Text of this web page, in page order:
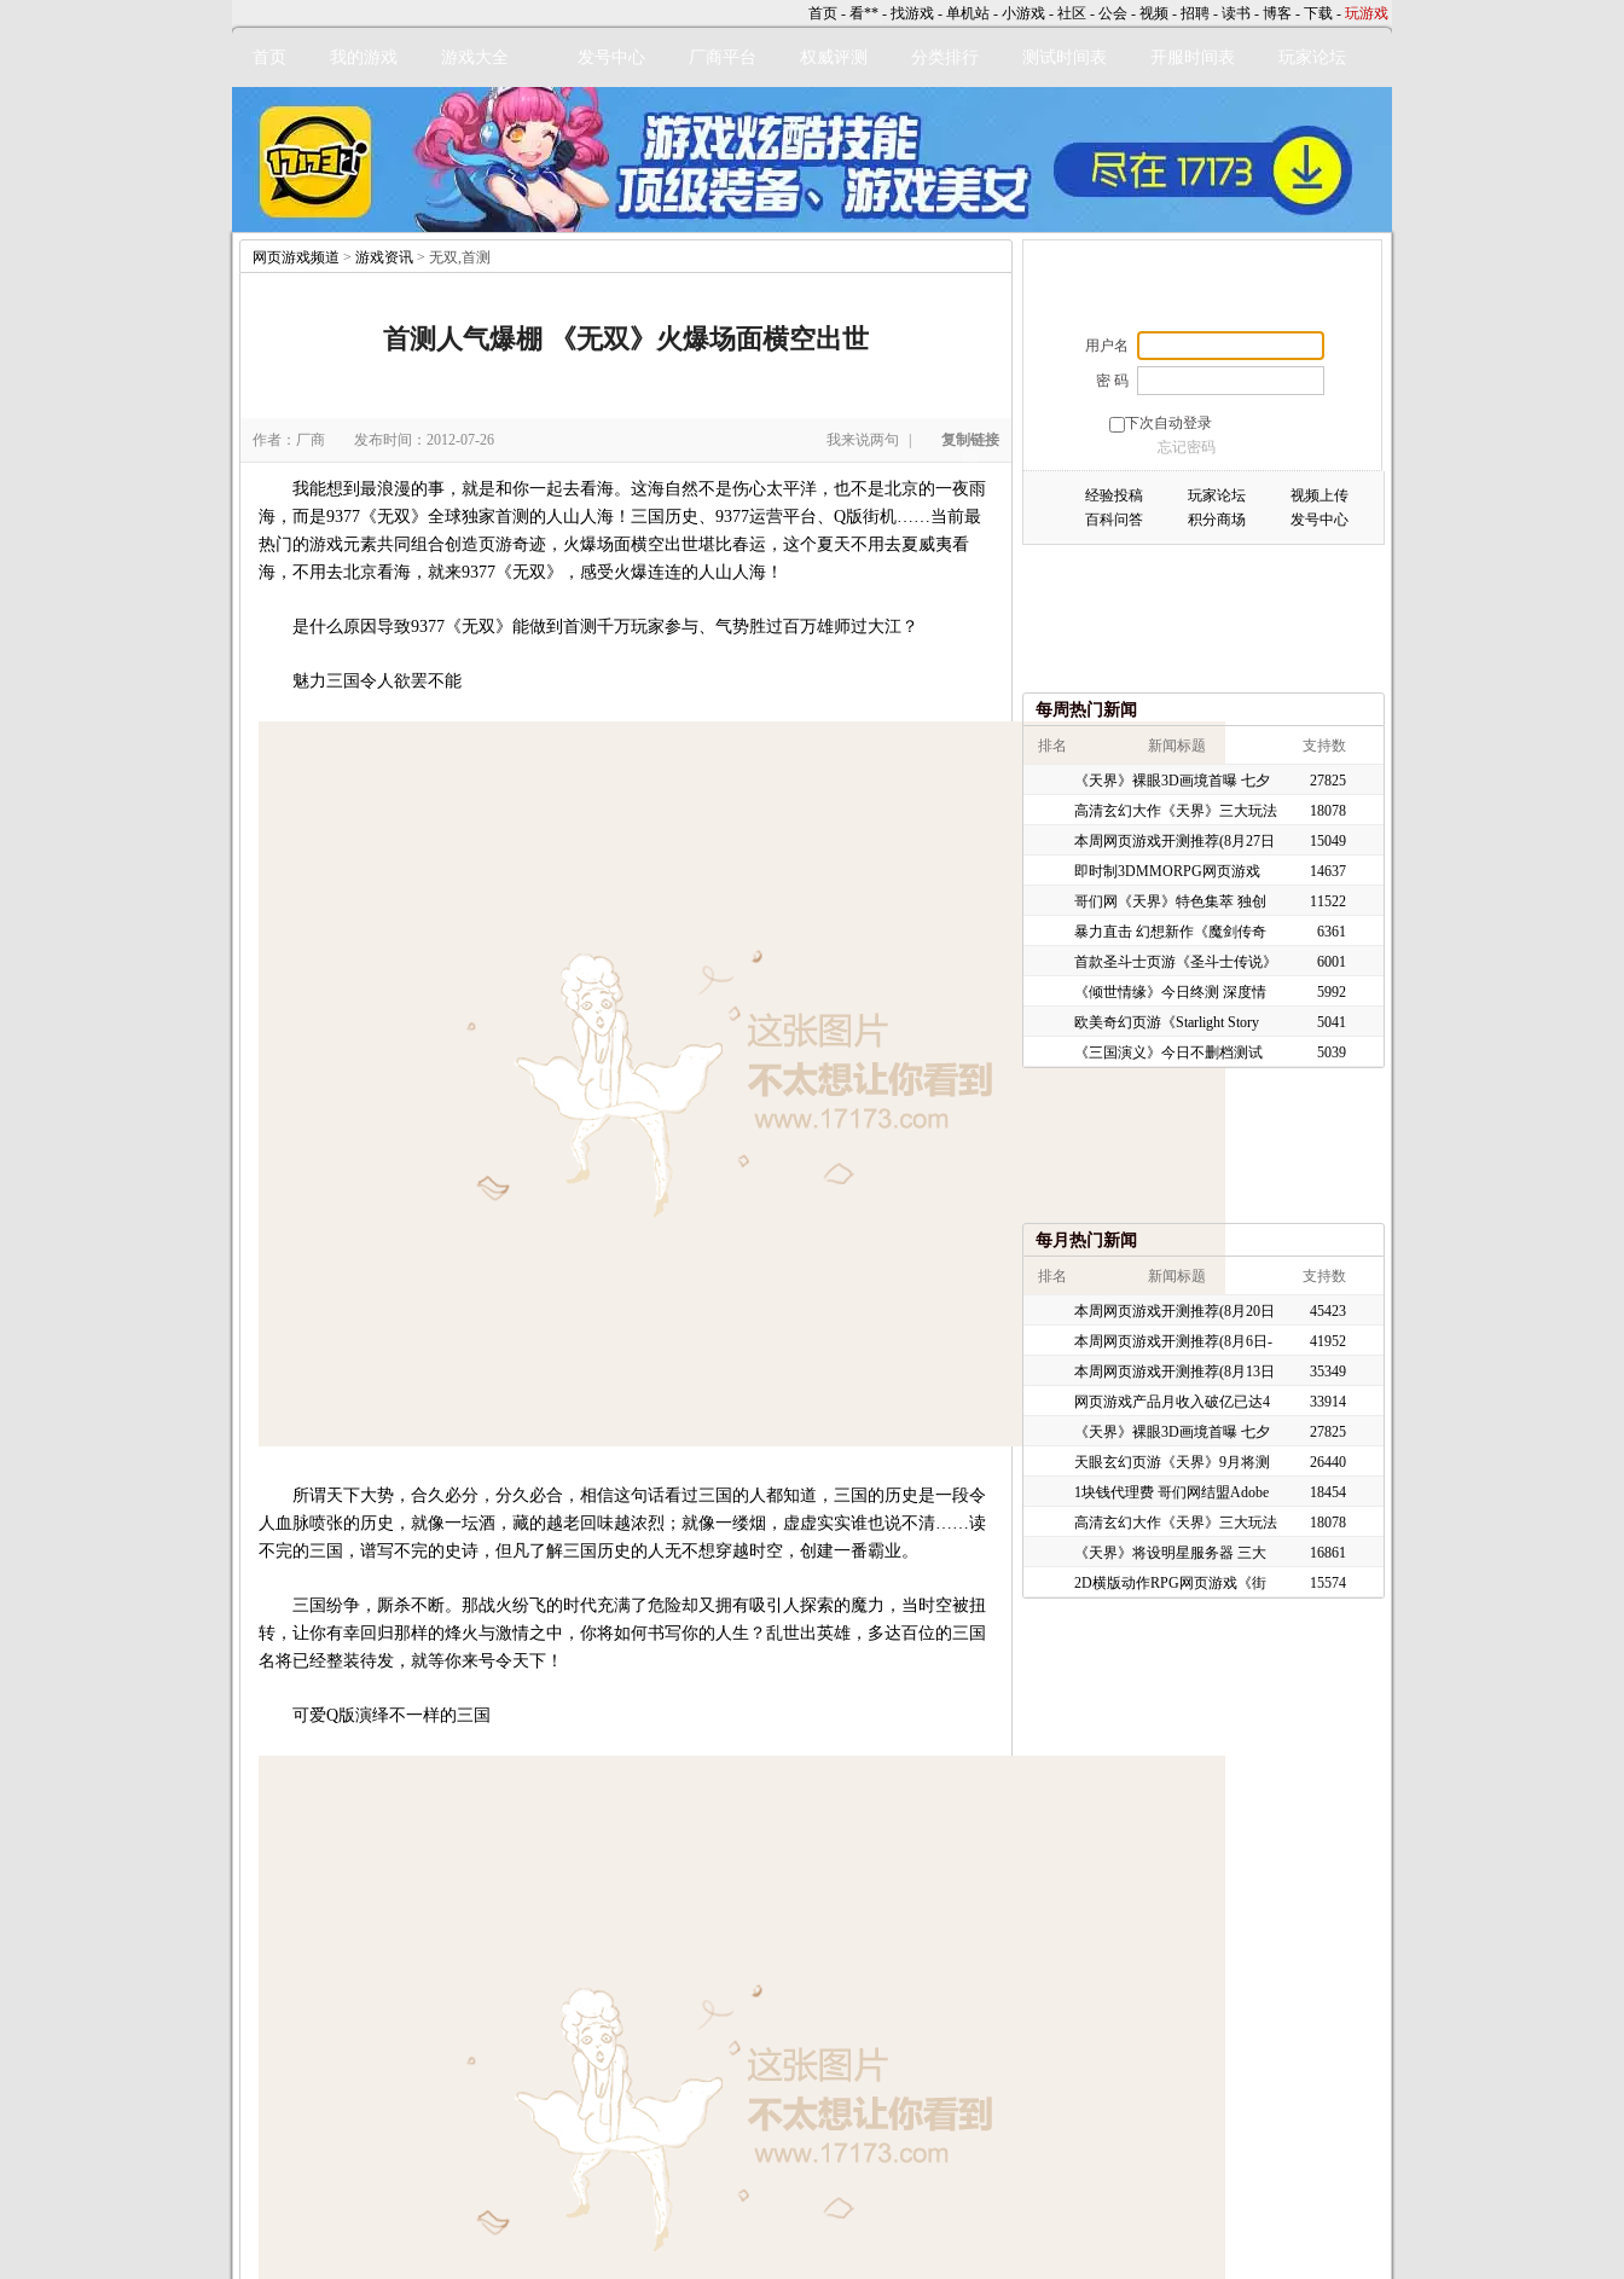
首页 - 看** - 找游戏 - 单机站 - 小游戏 - 社区 - 公会 - 视频 - 招聘 - 读书 - 博客 - 下载 - 玩游戏
首页 我的游戏 游戏大全 发号中心 厂商平台 权威评测 分类排行 测试时间表 开服时间表 玩家论坛
网页游戏频道 > 游戏资讯 > 无双,首测
首测人气爆棚 《无双》火爆场面横空出世
作者：厂商 发布时间：2012-07-26 我来说两句 复制链接
我能想到最浪漫的事，就是和你一起去看海。这海自然不是伤心太平洋，也不是北京的一夜雨
海，而是9377《无双》全球独家首测的人山人海！三国历史、9377运营平台、Q版街机……当前最
热门的游戏元素共同组合创造页游奇迹，火爆场面横空出世堪比春运，这个夏天不用去夏威夷看
海，不用去北京看海，就来9377《无双》，感受火爆连连的人山人海！
是什么原因导致9377《无双》能做到首测千万玩家参与、气势胜过百万雄师过大江？
魅力三国令人欲罢不能
所谓天下大势，合久必分，分久必合，相信这句话看过三国的人都知道，三国的历史是一段令
人血脉喷张的历史，就像一坛酒，藏的越老回味越浓烈；就像一缕烟，虚虚实实谁也说不清……读
不完的三国，谱写不完的史诗，但凡了解三国历史的人无不想穿越时空，创建一番霸业。
三国纷争，厮杀不断。那战火纷飞的时代充满了危险却又拥有吸引人探索的魔力，当时空被扭
转，让你有幸回归那样的烽火与激情之中，你将如何书写你的人生？乱世出英雄，多达百位的三国
名将已经整装待发，就等你来号令天下！
可爱Q版演绎不一样的三国
立即注册
用户名
密 码
下次自动登录
忘记密码
经验投稿 玩家论坛
视频上传
百科问答
积分商场 发号中心
每周热门新闻
排名 新闻标题 支持数
《天界》裸眼3D画境首曝 七夕
27825
高清玄幻大作《天界》三大玩法
18078
本周网页游戏开测推荐(8月27日
15049
即时制3DMMORPG网页游戏
《谜境
14637
哥们网《天界》特色集萃 独创
11522
暴力直击 幻想新作《魔剑传奇
6361
首款圣斗士页游《圣斗士传说》
6001
《倾世情缘》今日终测 深度情
5992
欧美奇幻页游《Starlight Story
5041
《三国演义》今日不删档测试
5039
每月热门新闻
排名 新闻标题 支持数
本周网页游戏开测推荐(8月20日
45423
本周网页游戏开测推荐(8月6日-
41952
本周网页游戏开测推荐(8月13日
35349
网页游戏产品月收入破亿已达4
33914
《天界》裸眼3D画境首曝 七夕
27825
天眼玄幻页游《天界》9月将测
26440
1块钱代理费 哥们网结盟Adobe
18454
高清玄幻大作《天界》三大玩法
18078
《天界》将设明星服务器 三大
16861
2D横版动作RPG网页游戏《街
15574